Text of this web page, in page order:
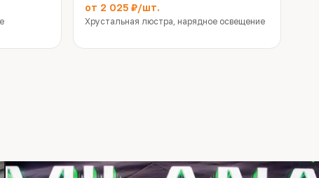
от 2 025 ₽/шт.
Хрустальная люстра, нарядное освещение